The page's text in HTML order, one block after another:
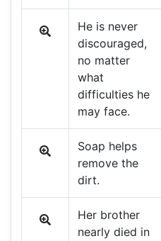
He is never
discouraged,
no matter
what
difficulties he
may face.
Soap helps
remove the
dirt.
Her brother
nearly died in